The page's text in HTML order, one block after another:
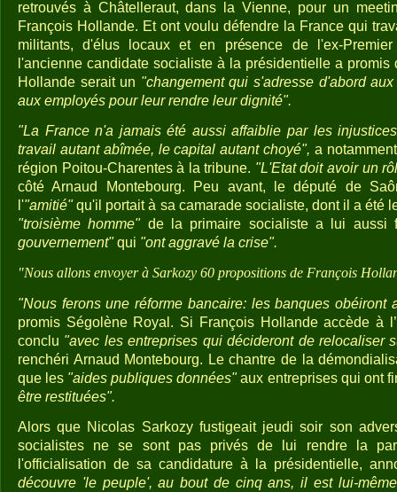
retrouvés à Châtelleraut, dans la Vienne, pour un
François Hollande. Et ont voulu défendre la France qui
militants, d'élus locaux et en présence de l'ex-
l'ancienne candidate socialiste à la présidentielle a
Hollande serait un "changement qui s'adresse d'abord
aux employés pour leur rendre leur dignité".
"La France n'a jamais été aussi affaiblie par les
travail autant abîmée, le capital autant choyé", a
région Poitou-Charentes à la tribune. "L'Etat doit avoir un
côté Arnaud Montebourg. Peu avant, le député de
l'"amitié"qu'il portait à sa camarade socialiste, dont il a été
"troisième homme"de la primaire socialiste a lui aussi
gouvernement"qui "ont aggravé la crise".
"Nous allons envoyer à Sarkozy 60 propositions de François
"Nous ferons une réforme bancaire: les banques obéiront
promis Ségolène Royal. Si François Hollande accède à
conclu "avec les entreprises qui décideront de relocaliser
renchéri Arnaud Montebourg. Le chantre de la
que les "aides publiques données"aux entreprises qui ont
être restituées".
Alors que Nicolas Sarkozy fustigeait jeudi soir son
socialistes ne se sont pas privés de lui rendre la
l'officialisation de sa candidature à la présidentielle,
découvre 'le peuple', au bout de cinq ans, il est lui-